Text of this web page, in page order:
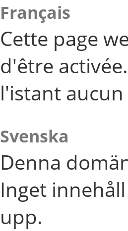
Français
Cette page
d'être
l'istant
Svenska
Denna
Inget
upp.